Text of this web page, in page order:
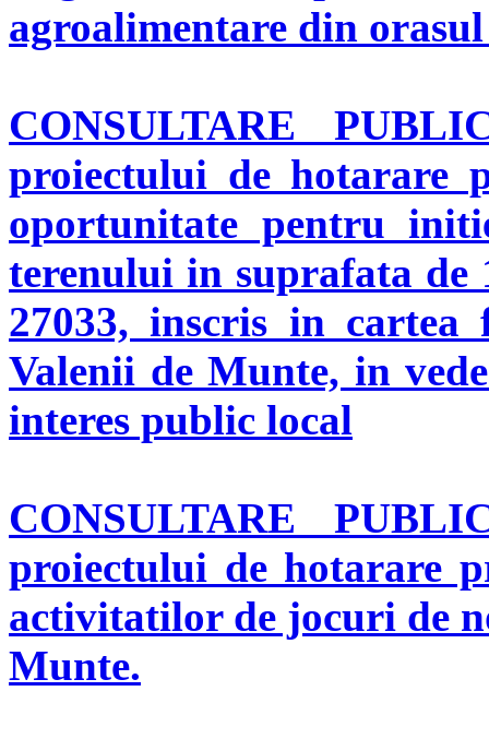
agroalimentare din
CONSULTARE
proiectului de hotarare
oportunitate pentru
terenului in suprafata de
27033, inscris in
Valenii de Munte, in
interes public local
CONSULTARE
proiectului de hotarare
activitatilor de jocuri de
Munte.